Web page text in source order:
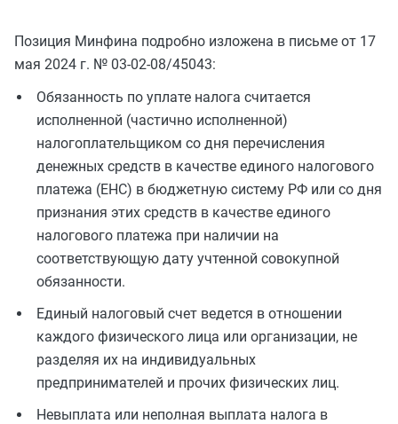
Позиция Минфина подробно изложена в письме от 17
мая 2024 г. № 03-02-08/45043:
Обязанность по уплате налога считается
исполненной (частично исполненной)
налогоплательщиком со дня перечисления
денежных средств в качестве единого налогового
платежа (ЕНС) в бюджетную систему РФ или со дня
признания этих средств в качестве единого
налогового платежа при наличии на
соответствующую дату учтенной совокупной
обязанности.
Единый налоговый счет ведется в отношении
каждого физического лица или организации, не
разделяя их на индивидуальных
предпринимателей и прочих физических лиц.
Невыплата или неполная выплата налога в